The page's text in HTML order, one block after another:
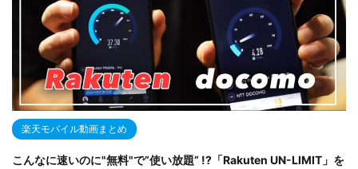
楽天モバイル動画まとめ
こんなに速いのに"無料"で”使い放題” !?「Rakuten UN-LIMIT」を